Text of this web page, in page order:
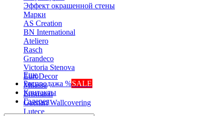
Эффект окрашенной стены
Марки
AS Creation
BN International
Ateliero
Rasch
Grandeco
Victoria Stenova
EuroDecor
Milassa
Erismann
Gaenari Wallcovering
Lutece
Еще
Распродажа %SALE
Контакты
Галерея